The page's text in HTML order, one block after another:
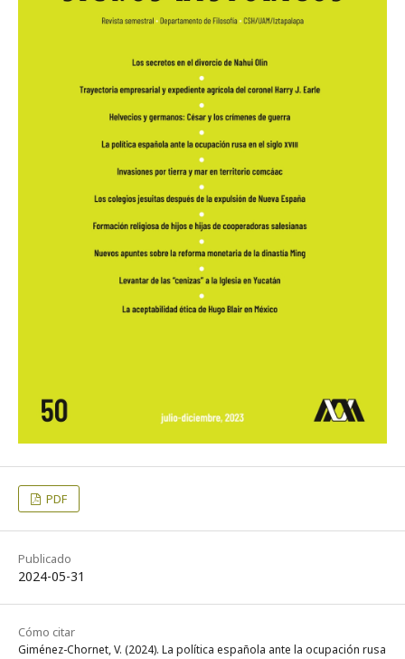
PDF
Publicado
2024-05-31
Cómo citar
Giménez-Chornet, V. (2024). La política española ante la ocupación rusa